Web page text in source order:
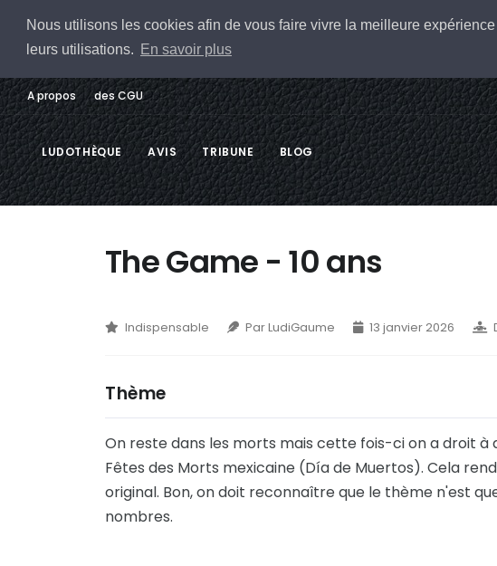
Nous utilisons les cookies afin de vous faire vivre la meilleure
leurs utilisations.
En savoir plus
A propos des CGU
LUDOTHÈQUE AVIS TRIBUNE BLOG
The Game - 10 ans
Indispensable Par LudiGaume 13 janvier 2026
Thème
On reste dans les morts mais cette fois-ci on a droit à
Fêtes des Morts mexicaine (Día de Muertos). Cela
original. Bon, on doit reconnaître que le thème n'est
nombres.